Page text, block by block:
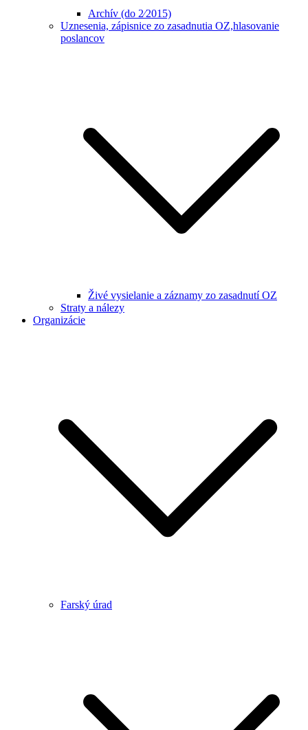
Archív (do 2⁄2015)
Uznesenia, zápisnice zo zasadnutia OZ,hlasovanie
poslancov
Živé vysielanie a záznamy zo zasadnutí OZ
Straty a nálezy
Organizácie
Farský úrad